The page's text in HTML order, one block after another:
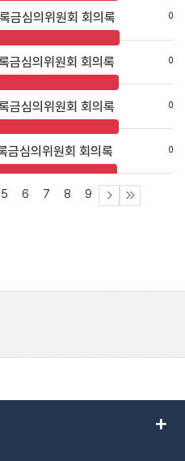
금심의위원회 회의록 예
금심의위원회 회의록 예
금심의위원회 회의록 예
심의위원회 회의록 예
5 6 7 8 9
add